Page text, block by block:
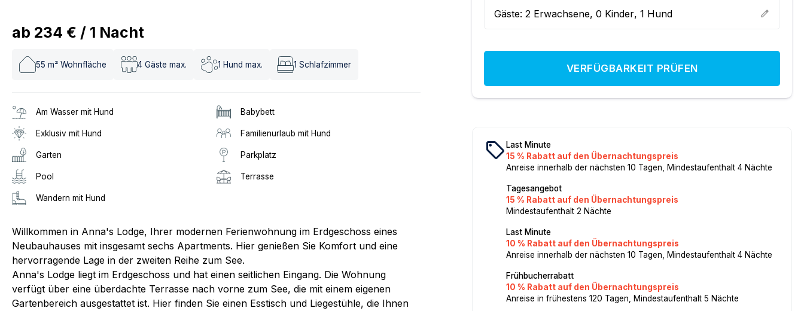
ab 234 € / 1 Nacht
55 m² Wohnfläche 4 Gäste max. 1 Hund max. 1 Schlafzimmer
Am Wasser mit Hund Babybett
Exklusiv mit Hund Familienurlaub mit Hund
Garten Parkplatz
Pool Terrasse
Wandern mit Hund
Willkommen in Anna's Lodge, Ihrer modernen Ferienwohnung im Erdgeschoss eines
Neubauhauses mit insgesamt sechs Apartments. Hier genießen Sie Komfort und eine
hervorragende Lage in der zweiten Reihe zum See.
Anna's Lodge liegt im Erdgeschoss und hat einen seitlichen Eingang. Die Wohnung
verfügt über eine überdachte Terrasse nach vorne zum See, die mit einem eigenen
Gartenbereich ausgestattet ist. Hier finden Sie einen Esstisch und Liegestühle, die Ihnen
Gäste:2 Erwachsene,0 Kinder,1 Hund edit
VERFÜGBARKEIT PRÜFEN
local_offerLast Minute
15 % Rabatt auf den Übernachtungspreis
Anreise innerhalb der nächsten 10 Tagen, Mindestaufenthalt 4 Nächte
Tagesangebot
15 % Rabatt auf den Übernachtungspreis
Mindestaufenthalt 2 Nächte
Last Minute
10 % Rabatt auf den Übernachtungspreis
Anreise innerhalb der nächsten 10 Tagen, Mindestaufenthalt 4 Nächte
Frühbucherrabatt
10 % Rabatt auf den Übernachtungspreis
Anreise in frühestens 120 Tagen, Mindestaufenthalt 5 Nächte